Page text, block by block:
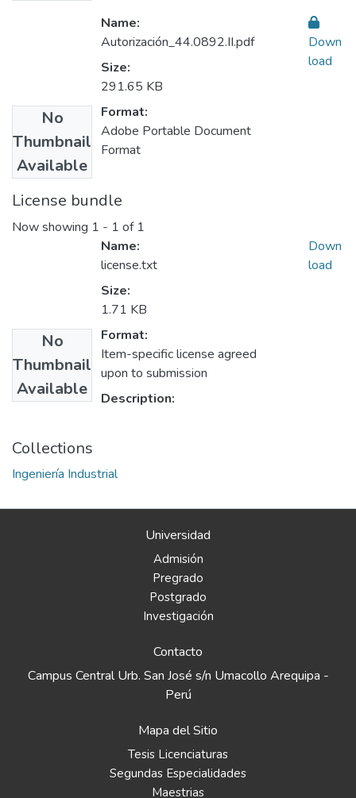
No
Thumbnail
Available
Name:
Autorización_44.0892.II.pdf
Size:
291.65 KB
Format:
Adobe Portable Document
Format
Down
load
License bundle
Now showing 1 - 1 of 1
No
Thumbnail
Available
Name:
license.txt
Size:
1.71 KB
Format:
Item-specific license agreed
upon to submission
Description:
Down
load
Collections
Ingeniería Industrial
Universidad
Admisión
Pregrado
Postgrado
Investigación
Contacto
Campus Central Urb. San José s/n Umacollo Arequipa -
Perú
Mapa del Sitio
Tesis Licenciaturas
Segundas Especialidades
Maestrias